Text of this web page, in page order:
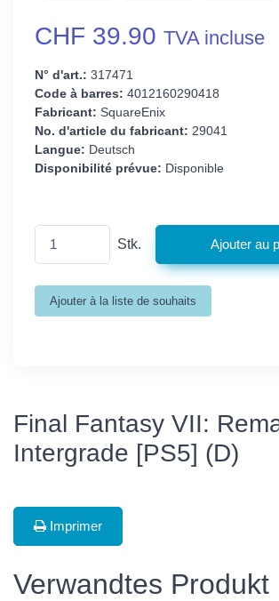
CHF 39.90 TVA incluse
N° d'art.: 317471
Code à barres: 4012160290418
Fabricant: SquareEnix
No. d'article du fabricant: 29041
Langue: Deutsch
Disponibilité prévue: Disponible
Stk.
Final Fantasy VII:
Intergrade [PS5] (D)
Imprimer
Verwandtes Produkt